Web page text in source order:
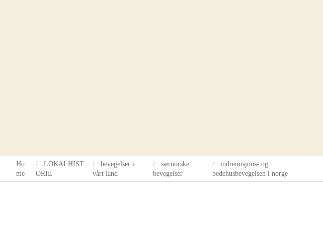
Ho
me
LOKALHIST
ORIE
bevegelser i
vårt land
særnorske
bevegelser
indremisjons- og
bedehusbevegelsen i norge